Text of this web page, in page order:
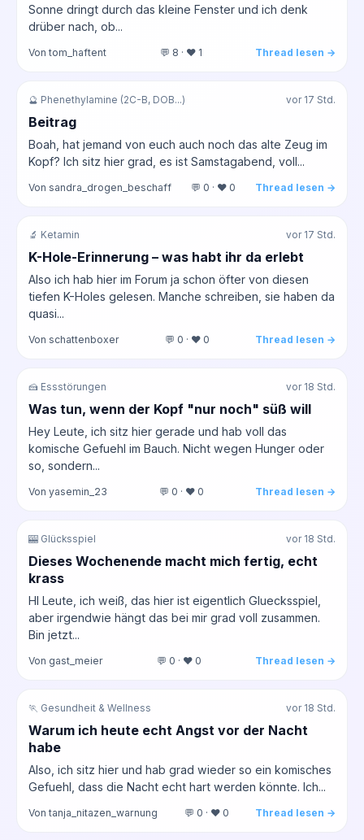
Sonne dringt durch das kleine Fenster und ich denk
drüber nach, ob...
Von tom_haftent 💬 8 · ❤️ 1 Thread lesen →
🔮 Phenethylamine (2C-B, DOB...) vor 17 Std.
Beitrag
Boah, hat jemand von euch auch noch das alte Zeug im
Kopf? Ich sitz hier grad, es ist Samstagabend, voll...
Von sandra_drogen_beschaff 💬 0 · ❤️ 0 Thread lesen →
🔬 Ketamin vor 17 Std.
K-Hole-Erinnerung – was habt ihr da erlebt
Also ich hab hier im Forum ja schon öfter von diesen
tiefen K-Holes gelesen. Manche schreiben, sie haben da
quasi...
Von schattenboxer 💬 0 · ❤️ 0 Thread lesen →
🍰 Essstörungen vor 18 Std.
Was tun, wenn der Kopf "nur noch" süß will
Hey Leute, ich sitz hier gerade und hab voll das
komische Gefuehl im Bauch. Nicht wegen Hunger oder
so, sondern...
Von yasemin_23 💬 0 · ❤️ 0 Thread lesen →
🎰 Glücksspiel vor 18 Std.
Dieses Wochenende macht mich fertig, echt
krass
HI Leute, ich weiß, das hier ist eigentlich Gluecksspiel,
aber irgendwie hängt das bei mir grad voll zusammen.
Bin jetzt...
Von gast_meier 💬 0 · ❤️ 0 Thread lesen →
🏃 Gesundheit & Wellness vor 18 Std.
Warum ich heute echt Angst vor der Nacht
habe
Also, ich sitz hier und hab grad wieder so ein komisches
Gefuehl, dass die Nacht echt hart werden könnte. Ich...
Von tanja_nitazen_warnung 💬 0 · ❤️ 0 Thread lesen →